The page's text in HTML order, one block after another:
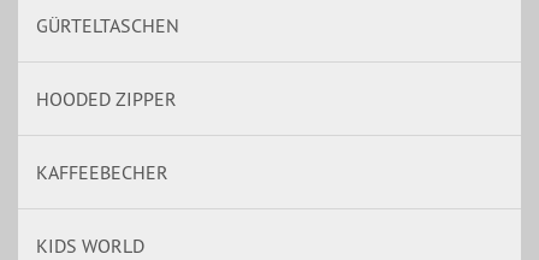
GÜRTELTASCHEN
HOODED ZIPPER
KAFFEEBECHER
KIDS WORLD